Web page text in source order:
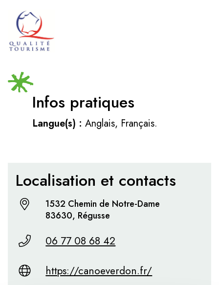
Infos pratiques
Langue(s) : Anglais, Français.
Localisation et contacts
1532 Chemin de Notre-Dame
83630, Régusse
06 77 08 68 42
https://canoeverdon.fr/